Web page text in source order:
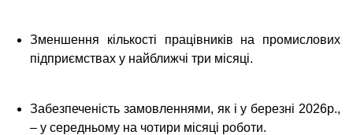
Зменшення кількості працівників на промислових
підприємствах у найближчі три місяці.
Забезпеченість замовленнями, як і у березні 2026р.,
– у середньому на чотири місяці роботи.